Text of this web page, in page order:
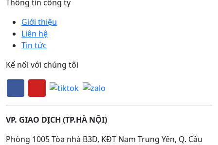
Thông tin công ty
Giới thiệu
Liên hệ
Tin tức
Kế nối với chúng tôi
VP. GIAO DỊCH (TP.HÀ NỘI)
Phòng 1005 Tòa nhà B3D, KĐT Nam Trung Yên, Q. Cầu